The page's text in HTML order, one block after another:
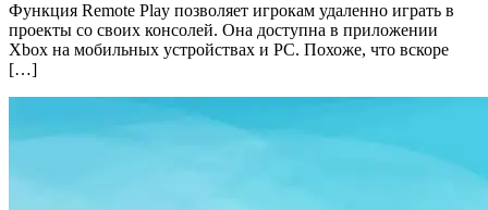
Функция Remote Play позволяет игрокам удаленно играть в
проекты со своих консолей. Она доступна в приложении
Xbox на мобильных устройствах и PC. Похоже, что вскоре
[…]